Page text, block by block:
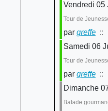
Vendredi 05
Tour de
par greffe::
Samedi 06
Tour de
par greffe::
Dimanche
Balade